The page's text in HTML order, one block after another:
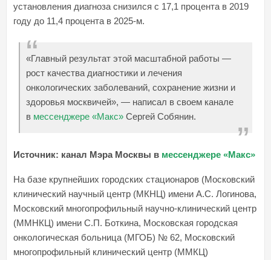
установления диагноза снизился с 17,1 процента в 2019
году до 11,4 процента в 2025-м.
«Главный результат этой масштабной работы —
рост качества диагностики и лечения
онкологических заболеваний, сохранение жизни и
здоровья москвичей», — написал в своем канале
в мессенджере «Макс» Сергей Собянин.
Источник: канал Мэра Москвы в мессенджере «Макс»
На базе крупнейших городских стационаров (Московский
клинический научный центр (МКНЦ) имени А.С. Логинова,
Московский многопрофильный научно-клинический центр
(ММНКЦ) имени С.П. Боткина, Московская городская
онкологическая больница (МГОБ) № 62, Московский
многопрофильный клинический центр (ММКЦ)